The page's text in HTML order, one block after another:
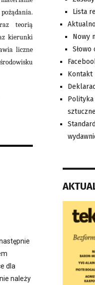
teorią
kierunki
liczne
dla
należy
Lista
Nowy
Słowo
Kontakt